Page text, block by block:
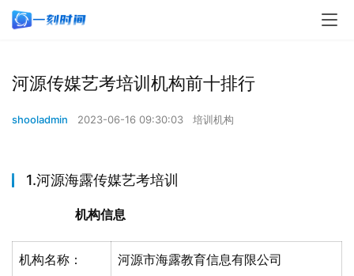
河源传媒艺考培训机构前十排行
shooladmin 2023-06-16 09:30:03 培训机构
1.河源海露传媒艺考培训
机构信息
机构名称： 河源市海露教育信息有限公司